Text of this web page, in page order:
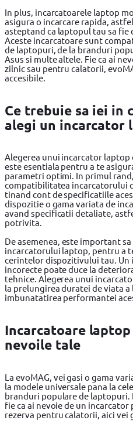
In plus, incarcatoarele laptop
asigura o incarcare rapida,
asteptand ca laptopul tau sa fie
Aceste incarcatoare sunt
de laptopuri, de la branduri
Asus si multe altele. Fie ca ai
zilnic sau pentru calatorii,
accesibile.
Ce trebuie sa iei in
alegi un incarcator
Alegerea unui incarcator
este esentiala pentru a te
parametri optimi. In primul
compatibilitatea incarcatorului
tinand cont de specificatiile
dispozitie o gama variata de
avand specificatii detaliate,
potrivita.
De asemenea, este important
incarcatorului laptop, pentru a
cerintelor dispozitivului tau. Un
incorecte poate duce la
tehnice. Alegerea unui
la prelungirea duratei de viata
imbunatatirea performantei
Incarcatoare
nevoile tale
La evoMAG, vei gasi o gama
la modele universale pana la
branduri populare de laptopuri.
fie ca ai nevoie de un
rezerva pentru calatorii, aici vei